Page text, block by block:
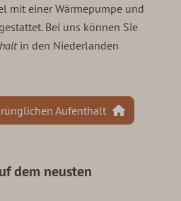
mit einer Wärmepumpe und
Bei uns können Sie
in den Niederlanden
Aufenthalt
dem neusten